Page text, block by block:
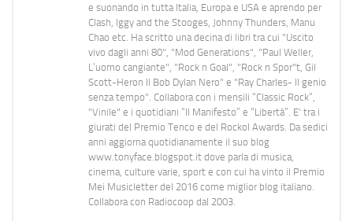
e suonando in tutta Italia, Europa e USA e aprendo per
Clash, Iggy and the Stooges, Johnny Thunders, Manu
Chao etc. Ha scritto una decina di libri tra cui "Uscito
vivo dagli anni 80", "Mod Generations", "Paul Weller,
L’uomo cangiante", "Rock n Goal", "Rock n Spor"t, Gil
Scott-Heron Il Bob Dylan Nero" e "Ray Charles- Il genio
senza tempo". Collabora con i mensili “Classic Rock”,
"Vinile" e i quotidiani “Il Manifesto” e “Libertà”. E' tra i
giurati del Premio Tenco e del Rockol Awards. Da sedici
anni aggiorna quotidianamente il suo blog
www.tonyface.blogspot.it dove parla di musica,
cinema, culture varie, sport e con cui ha vinto il Premio
Mei Musicletter del 2016 come miglior blog italiano.
Collabora con Radiocoop dal 2003.